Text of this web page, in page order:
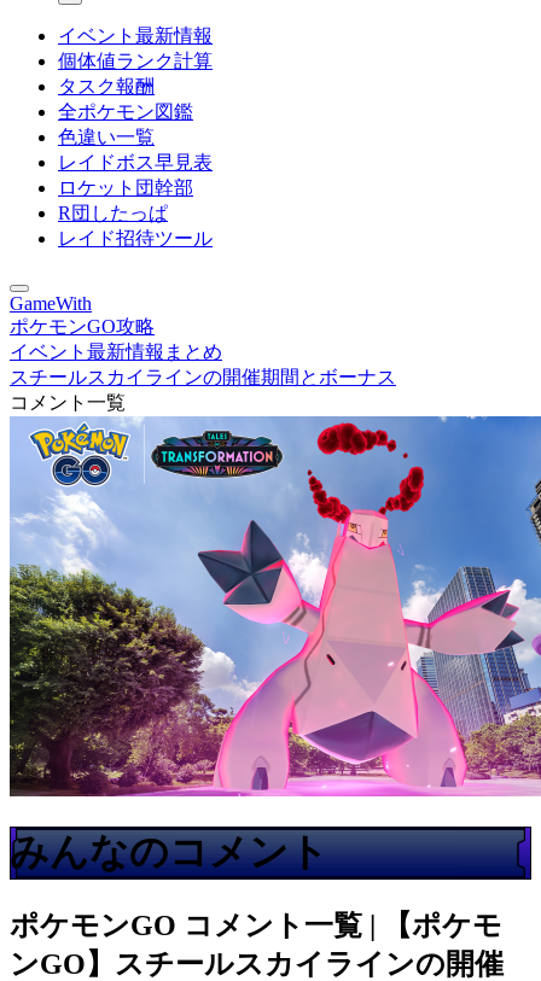
イベント最新情報
個体値ランク計算
タスク報酬
全ポケモン図鑑
色違い一覧
レイドボス早見表
ロケット団幹部
R団したっぱ
レイド招待ツール
GameWith
ポケモンGO攻略
イベント最新情報まとめ
スチールスカイラインの開催期間とボーナス
コメント一覧
みんなのコメント
ポケモンGO コメント一覧 | 【ポケモ
ンGO】スチールスカイラインの開催